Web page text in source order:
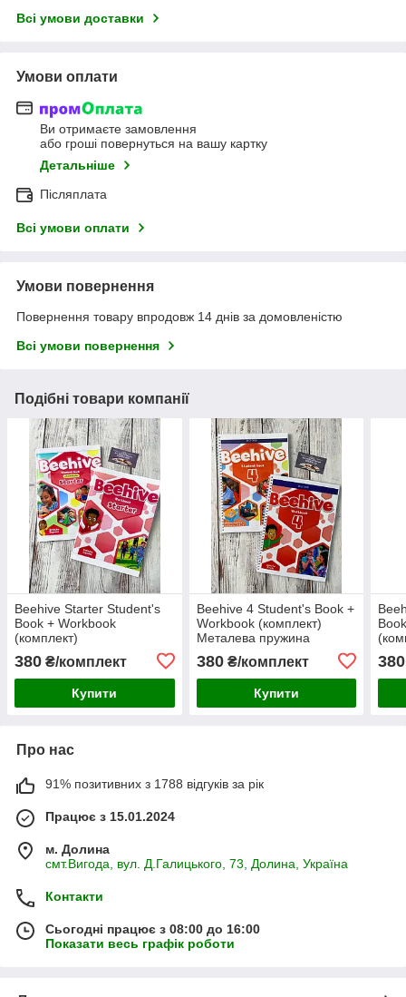
Всі умови доставки
Умови оплати
Ви отримаєте замовлення
або гроші повернуться на вашу картку
Детальніше
Післяплата
Всі умови оплати
Умови повернення
Повернення товару впродовж 14 днів за домовленістю
Всі умови повернення
Подібні товари компанії
Beehive Starter Student's
Book + Workbook
(комплект)
380 ₴/комплект
Купити
Beehive 4 Student's Book +
Workbook (комплект)
Металева пружина
380₴/комплект
Купити
380
Про нас
91% позитивних з 1788 відгуків за рік
Працює з 15.01.2024
м. Долина
смт.Вигода, вул. Д.Галицького, 73, Долина, Україна
Контакти
Сьогодні працює з 08:00 до 16:00
Показати весь графік роботи